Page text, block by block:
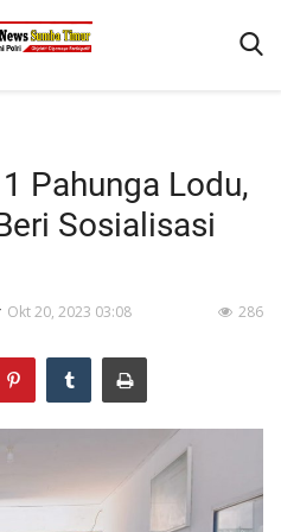
Pahunga Lodu,
Sosialisasi
Okt 20, 2023 03:08 286